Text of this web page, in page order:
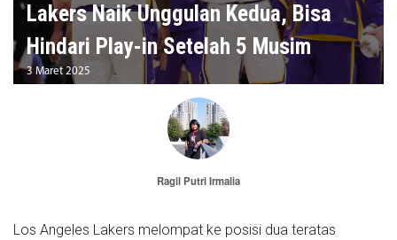
Lakers Naik Unggulan Kedua, Bisa
Hindari Play-in Setelah 5 Musim
3 Maret 2025
Ragil Putri Irmalia
Los Angeles Lakers melompat ke posisi dua teratas